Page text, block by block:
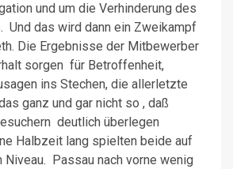
und um die Verhinderung des
Und das wird dann ein Zweikampf
Die Ergebnisse der Mitbewerber
sorgen für Betroffenheit,
ins Stechen, die allerletzte
ganz und gar nicht so , daß
deutlich überlegen
Halbzeit lang spielten beide auf
Passau nach vorne wenig